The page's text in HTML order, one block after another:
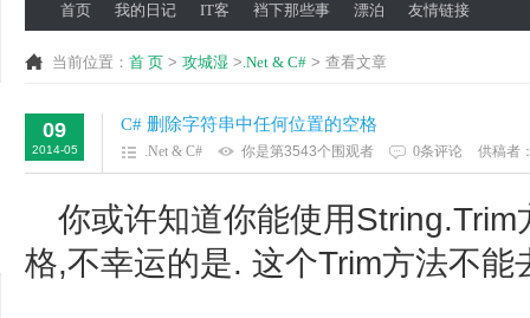
首页 我的日记 IT客 裆下那些事 漂泊 友情链接
当前位置： 首 页 > 攻城湿 >.Net & C# > 查看文章
09
2014-05
C# 删除字符串中任何位置的空格
.Net & C# 你是第3543个围观者 0条评论 供稿者
你或许知道你能使用
格,不幸运的是. 这个Trim方法不